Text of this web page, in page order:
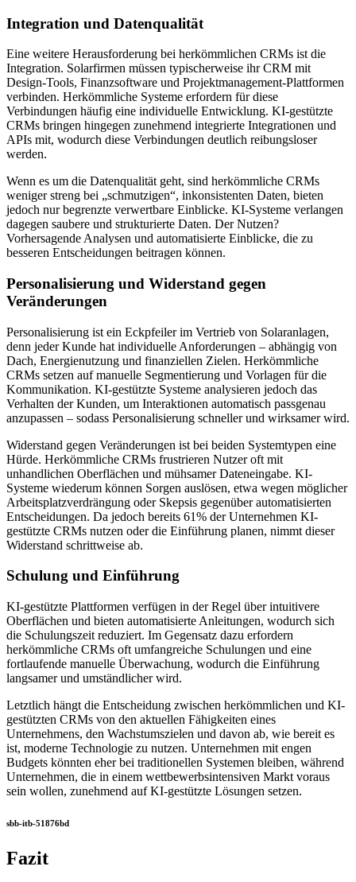
Integration und Datenqualität
Eine weitere Herausforderung bei herkömmlichen CRMs ist die
Integration. Solarfirmen müssen typischerweise ihr CRM mit
Design-Tools, Finanzsoftware und Projektmanagement-Plattformen
verbinden. Herkömmliche Systeme erfordern für diese
Verbindungen häufig eine individuelle Entwicklung. KI-gestützte
CRMs bringen hingegen zunehmend integrierte Integrationen und
APIs mit, wodurch diese Verbindungen deutlich reibungsloser
werden.
Wenn es um die Datenqualität geht, sind herkömmliche CRMs
weniger streng bei „schmutzigen“, inkonsistenten Daten, bieten
jedoch nur begrenzte verwertbare Einblicke. KI-Systeme verlangen
dagegen saubere und strukturierte Daten. Der Nutzen?
Vorhersagende Analysen und automatisierte Einblicke, die zu
besseren Entscheidungen beitragen können.
Personalisierung und Widerstand gegen
Veränderungen
Personalisierung ist ein Eckpfeiler im Vertrieb von Solaranlagen,
denn jeder Kunde hat individuelle Anforderungen – abhängig von
Dach, Energienutzung und finanziellen Zielen. Herkömmliche
CRMs setzen auf manuelle Segmentierung und Vorlagen für die
Kommunikation. KI-gestützte Systeme analysieren jedoch das
Verhalten der Kunden, um Interaktionen automatisch passgenau
anzupassen – sodass Personalisierung schneller und wirksamer wird.
Widerstand gegen Veränderungen ist bei beiden Systemtypen eine
Hürde. Herkömmliche CRMs frustrieren Nutzer oft mit
unhandlichen Oberflächen und mühsamer Dateneingabe. KI-
Systeme wiederum können Sorgen auslösen, etwa wegen möglicher
Arbeitsplatzverdrängung oder Skepsis gegenüber automatisierten
Entscheidungen. Da jedoch bereits 61% der Unternehmen KI-
gestützte CRMs nutzen oder die Einführung planen, nimmt dieser
Widerstand schrittweise ab.
Schulung und Einführung
KI-gestützte Plattformen verfügen in der Regel über intuitivere
Oberflächen und bieten automatisierte Anleitungen, wodurch sich
die Schulungszeit reduziert. Im Gegensatz dazu erfordern
herkömmliche CRMs oft umfangreiche Schulungen und eine
fortlaufende manuelle Überwachung, wodurch die Einführung
langsamer und umständlicher wird.
Letztlich hängt die Entscheidung zwischen herkömmlichen und KI-
gestützten CRMs von den aktuellen Fähigkeiten eines
Unternehmens, den Wachstumszielen und davon ab, wie bereit es
ist, moderne Technologie zu nutzen. Unternehmen mit engen
Budgets könnten eher bei traditionellen Systemen bleiben, während
Unternehmen, die in einem wettbewerbsintensiven Markt voraus
sein wollen, zunehmend auf KI-gestützte Lösungen setzen.
sbb-itb-51876bd
Fazit